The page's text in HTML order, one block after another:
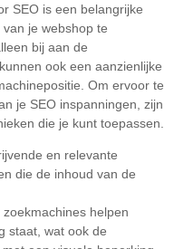
SEO is een belangrijke
je webshop te
bij aan de
ook een aanzienlijke
Om ervoor te
je SEO inspanningen, zijn
die je kunt toepassen.
en relevante
die de inhoud van de
helpen
staat, wat ook de